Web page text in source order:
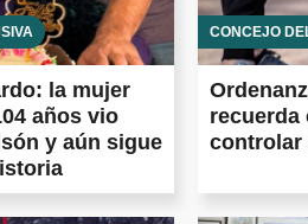
la mujer
años vio
y aún sigue
CONCEJO
recuerda
controlar